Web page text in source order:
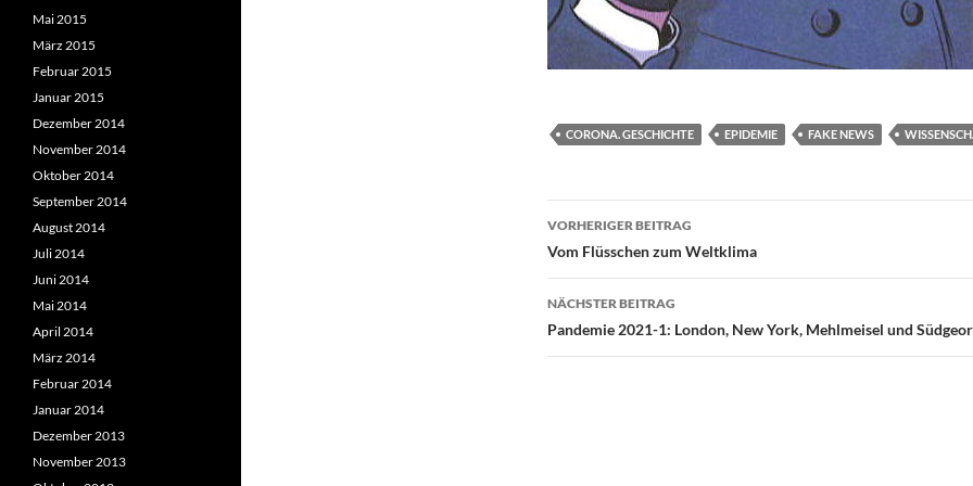
CORONA. GESCHICHTE EPIDEMIE FAKE NEWS
Beitragsnavigation
VORHERIGER BEITRAG
Vom Flüsschen zum Weltklima
NÄCHSTER BEITRAG
Pandemie 2021-1: London, New York, Mehlmeisel und
Mai 2015
März 2015
Februar 2015
Januar 2015
Dezember 2014
November 2014
Oktober 2014
September 2014
August 2014
Juli 2014
Juni 2014
Mai 2014
April 2014
März 2014
Februar 2014
Januar 2014
Dezember 2013
November 2013